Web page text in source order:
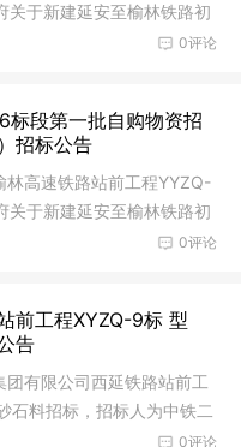
关于新建延安至榆林铁路初
0评论
标段第一批自购物资招
招标公告
林高速铁路站前工程YYZQ-
关于新建延安至榆林铁路初
0评论
前工程XYZQ-9标 型
告
有限公司西延铁路站前工
石料招标，招标人为中铁二
0评论